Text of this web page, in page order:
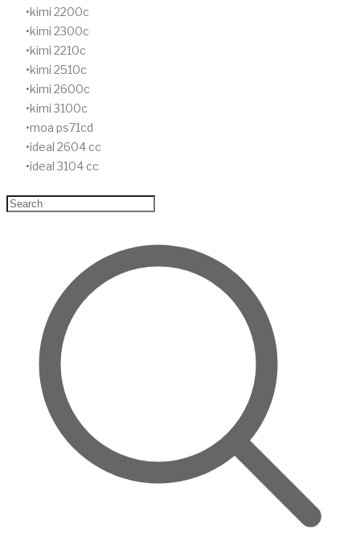
kimi 2200c
kimi 2300c
kimi 2210c
kimi 2510c
kimi 2600c
kimi 3100c
moa ps71cd
ideal 2604 cc
ideal 3104 cc